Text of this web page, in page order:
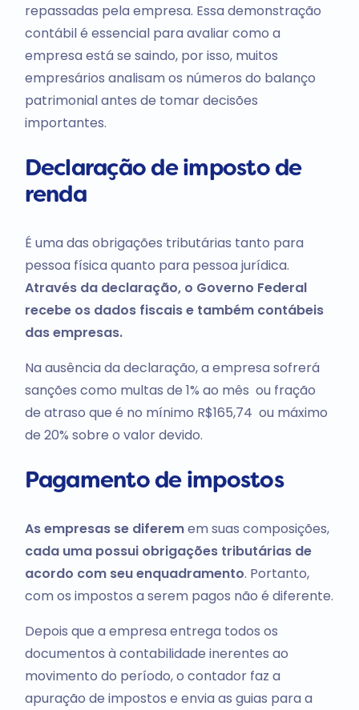
repassadas pela empresa. Essa demonstração
contábil é essencial para avaliar como a
empresa está se saindo, por isso, muitos
empresários analisam os números do balanço
patrimonial antes de tomar decisões
importantes.
Declaração de imposto de
renda
É uma das obrigações tributárias tanto para
pessoa física quanto para pessoa jurídica.
Através da declaração, o Governo Federal
recebe os dados fiscais e também contábeis
das empresas.
Na ausência da declaração, a empresa sofrerá
sanções como multas de 1% ao mês ou fração
de atraso que é no mínimo R$165,74 ou máximo
de 20% sobre o valor devido.
Pagamento de impostos
As empresas se diferemem suas composições,
cada uma possui obrigações tributárias de
acordo com seu enquadramento. Portanto,
com os impostos a serem pagos não é diferente.
Depois que a empresa entrega todos os
documentos à contabilidade inerentes ao
movimento do período, o contador faz a
apuração de impostos e envia as guias para a